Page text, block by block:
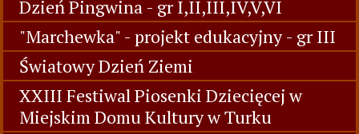
Dzień Pingwina - gr I,II,III,IV,V,VI
"Marchewka" - projekt edukacyjny - gr III
Światowy Dzień Ziemi
XXIII Festiwal Piosenki Dziecięcej w
Miejskim Domu Kultury w Turku